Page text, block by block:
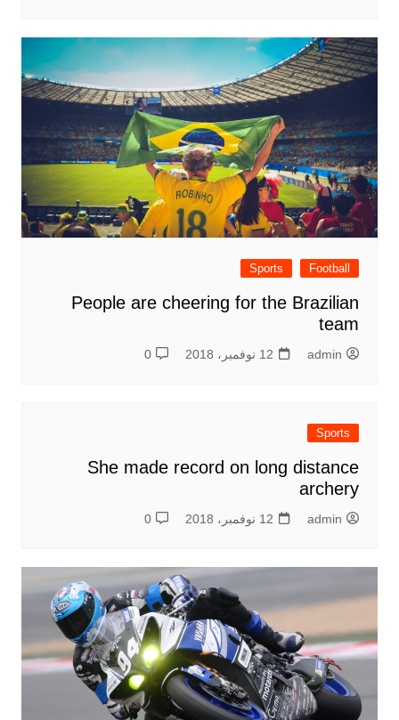
Football
Sports
People are cheering for the Brazilian
team
admin 12 نوفمبر، 2018 0
Sports
She made record on long distance
archery
admin 12 نوفمبر، 2018 0